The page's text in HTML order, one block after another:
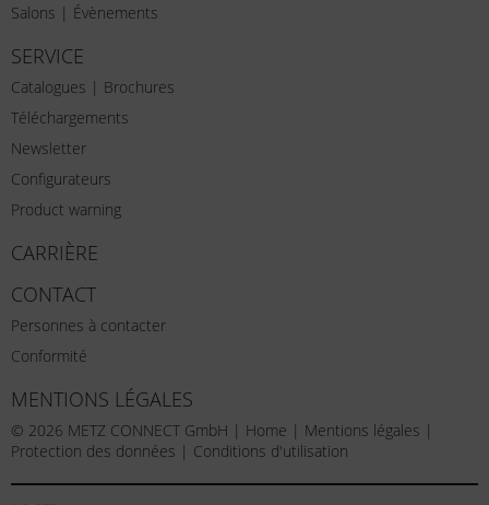
Salons | Évènements
SERVICE
Catalogues | Brochures
Téléchargements
Newsletter
Configurateurs
Product warning
CARRIÈRE
CONTACT
Personnes à contacter
Conformité
MENTIONS LÉGALES
© 2026 METZ CONNECT GmbH | Home | Mentions légales |
Protection des données | Conditions d'utilisation